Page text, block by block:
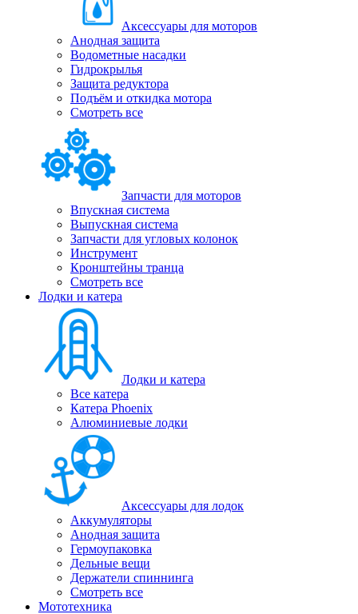
Аксессуары для моторов
Анодная защита
Водометные насадки
Гидрокрылья
Защита редуктора
Подъём и откидка мотора
Смотреть все
Запчасти для моторов
Впускная система
Выпускная система
Запчасти для угловых колонок
Инструмент
Кронштейны транца
Смотреть все
Лодки и катера
Лодки и катера
Все катера
Катера Phoenix
Алюминиевые лодки
Аксессуары для лодок
Аккумуляторы
Анодная защита
Гермоупаковка
Дельные вещи
Держатели спиннинга
Смотреть все
Мототехника